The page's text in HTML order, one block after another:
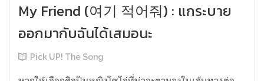
My Friend (여기 적어줘) : แกระบาย
ออกมากับฉันได้เสมอนะ
Pick UP! The Song